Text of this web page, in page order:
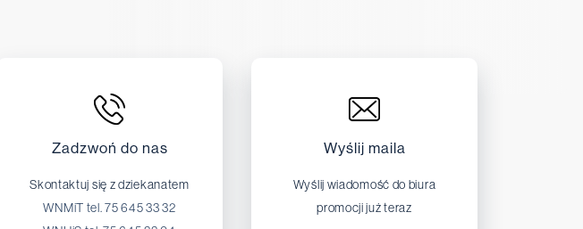
Zadzwoń do nas
Skontaktuj się z dziekanatem
WNMiT tel. 75 645 33 32
Wyślij maila
Wyślij wiadomość do biura
promocji już teraz